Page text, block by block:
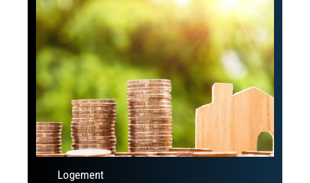
Logement